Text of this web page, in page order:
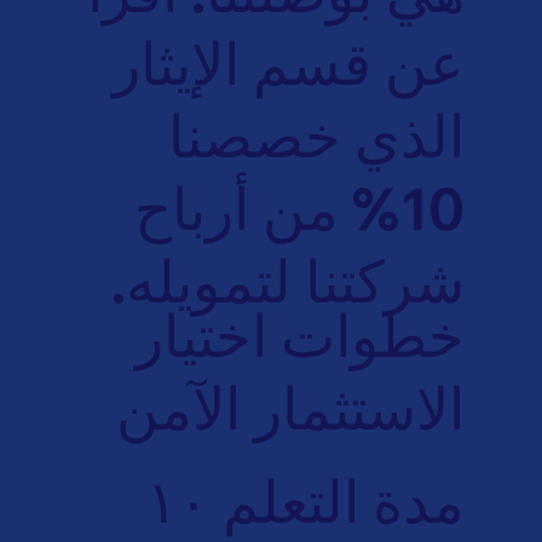
عن قسم الإيثار
الذي خصصنا
10% من أرباح
شركتنا لتمويله.
خطوات اختيار
الاستثمار الآمن
مدة التعلم ١٠